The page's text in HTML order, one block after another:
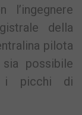
l’ingegnere
della
pilota
possibile
i picchi di